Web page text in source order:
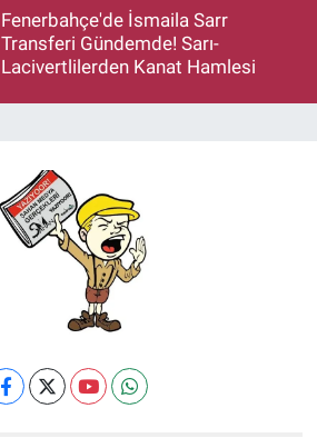
Fenerbahçe'de İsmaila Sarr
Transferi Gündemde! Sarı-
Lacivertlilerden Kanat Hamlesi